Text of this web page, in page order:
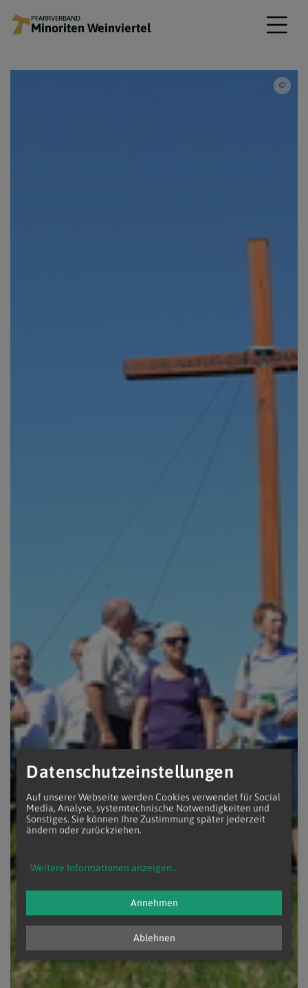
PFARRVERBAND
Minoriten Weinviertel
Datenschutzeinstellungen
Auf unserer Webseite werden Cookies verwendet für Social
Media, Analyse, systemtechnische Notwendigkeiten und
Sonstiges. Sie können Ihre Zustimmung später jederzeit
ändern oder zurückziehen.
Weitere Informationen anzeigen...
Ablehnen
Annehmen